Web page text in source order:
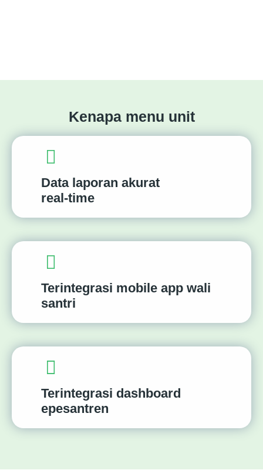
Kenapa menu unit
Data laporan akurat
real-time
Terintegrasi mobile app wali
santri
Terintegrasi dashboard
epesantren